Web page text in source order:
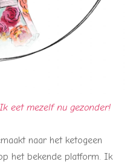
Ik eet mezelf nu gezonder!
naar het ketogeen
het bekende platform. Ik